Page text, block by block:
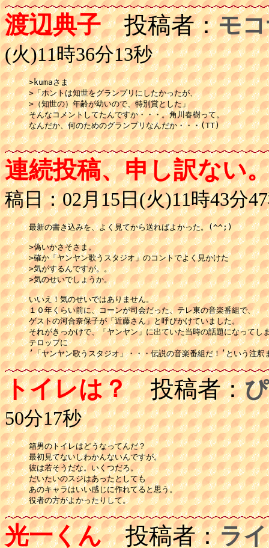
渡辺典子投稿者：モ
(火)11時36分13秒
>kumaさま
>「ホントは知世をグランプリにしたかったが、
>（知世の）年齢が幼いので、特別賞とした」
そんなコメントしてたんですか・・・。角川春樹って。
なんだか、何のためのグランプリなんだか・・・(TT)
連続投稿、申し訳ない
稿日：02月15日(火)11時43分
最新の書き込みを、よく見てから送ればよかった。(^^;)
>偽いかさそさま。
>確か「ヤンヤン歌うスタジオ」のコントでよく見かけた
>気がするんですが。。
>気のせいでしょうか。
いいえ！気のせいではありません。
１０年くらい前に、コーンが司会だった、テレ東の音楽番組で、
ゲストの河合奈保子が「近藤さん」と呼びかけていました。
それがきっかけで、「ヤンヤン」に出ていた当時の話題になってし
テロップに
’「ヤンヤン歌うスタジオ」・・・伝説の音楽番組だ！’という注釈
トイレは？投稿者：
50分17秒
箱男のトイレはどうなってんだ？
最初見てないしわかんないんですが。
彼は若そうだな。いくつだろ。
だいたいのスジはあったとしても
あのキャラはいい感じに作れてると思う。
役者の方がよかったりして。
光一くん投稿者：ラ